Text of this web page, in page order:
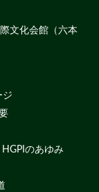
文化会館（六本
ジ
HGPIのあゆみ